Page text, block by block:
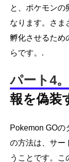
と、ポケモンの
なります。さま
孵化させるため
らです。.
パート4
報を偽装
Pokemon GO
の方法は、サー
うことです。